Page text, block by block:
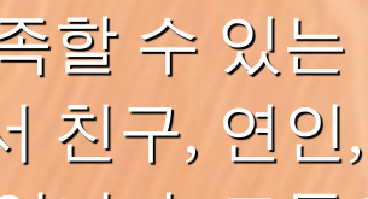
할 수 있
친구, 연